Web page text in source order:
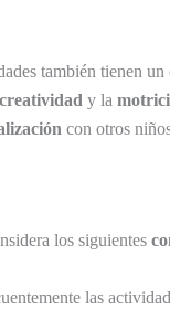
también tienen
creatividad y la
con otros
los siguientes
las